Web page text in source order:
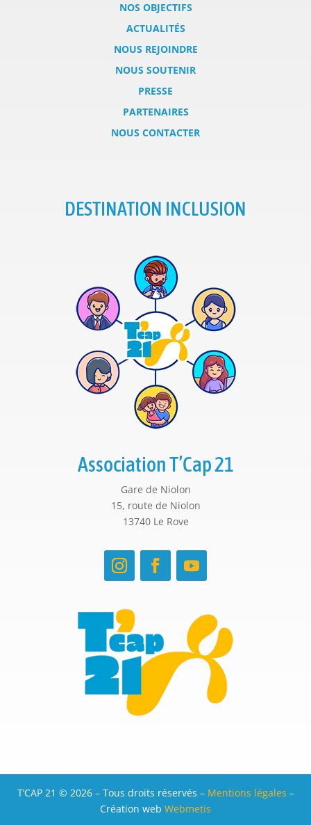
NOS OBJECTIFS
ACTUALITÉS
NOUS REJOINDRE
NOUS SOUTENIR
PRESSE
PARTENAIRES
NOUS CONTACTER
DESTINATION INCLUSION
Association T’Cap 21
Gare de Niolon
15, route de Niolon
13740 Le Rove
T’CAP 21 © 2026 – Tous droits réservés – Mentions légales –
Création web Webmetis